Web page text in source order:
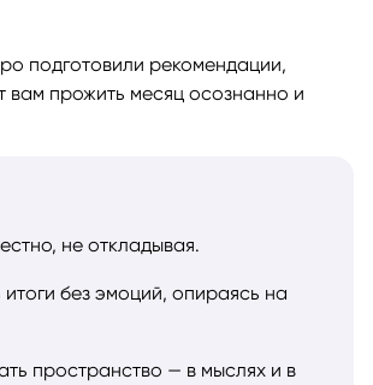
подготовили рекомендации,
вам прожить месяц осознанно и
не откладывая.
без эмоций, опираясь на
пространство — в мыслях и в